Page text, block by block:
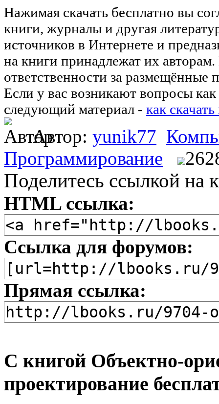
Нажимая скачать бесплатно вы
книги, журналы и другая
источников в Интернете и
на книги принадлежат их
ответственности за размещённые
Если у вас возникают вопросы как
следующий материал - как
Автор: yunik77
Программирование
Поделитесь ссылкой на
HTML ссылка:
Ссылка для форумов:
Прямая ссылка:
С книгой Объектно-
проектирование